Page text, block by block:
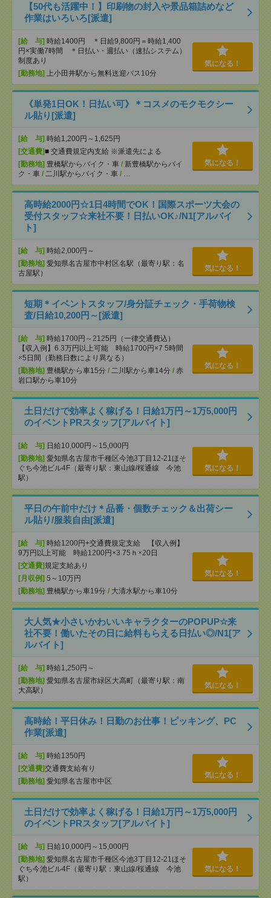
【50代も活躍中！】印刷物の封入や景品箱詰めなど
作業はいろいろ[派遣]
[給 与] 時給1400円 ＊日給9,800円＝時給1,400
円×実働7時間 ＊日払い・週払い（速払システム）
制度あり
[勤務地] 上小田井駅から無料送迎バス10分
気になる！
《単発1日OK！日払い可》＊コスメのモクモクシー
ル貼り[派遣]
[給 与] 時給1,200円～1,625円
[交通費]■ 交通費規定内支給 ※派遣先による
[勤務地] 豊橋駅からバイク・車 / 新豊橋駅からバイ
ク・車 / 二川駅からバイク・車 / …
気になる！
高時給2000円☆1日4時間でOK！国際スポーツ大会の
受付スタッフ☆来社不要！日払いOK♪/N1[アルバイ
ト]
[給 与] 時給2,000円～
[勤務地] 愛知県名古屋市中村区名駅（最寄り駅：名
古屋駅）
気になる！
短期＊イベントスタッフ/身分証チェック・手荷物検
査/日給10,200円～[派遣]
[給 与] 時給1700円～2125円（一律交通費込）
【収入例】6.3万円以上可能 時給1700円×7.5時間
×5日間（勤務日数により異なる）
[勤務地] 豊橋駅から車15分 / 二川駅から車14分 / 赤
岩口駅から車10分
気になる！
土日だけで効率よく稼げる！日給1万円～1万5,000円
のイベントPRスタッフ[アルバイト]
[給 与] 日給10,000円～15,000円
[勤務地] 愛知県名古屋市千種区今池3丁目12-21ほそ
ぐち今池ビル4F（最寄り駅：東山線/桜通線 今池
駅）
気になる！
平日の午前中だけ＊品番・個数チェック＆出荷シー
ル貼り/服装自由[派遣]
[給 与] 時給1200円+交通費規定支給 【収入例】
9万円以上可能 時給1200円×3.75ｈ×20日
[交通費] 規定支給あり
[月収例] 5～10万円
[勤務地] 豊橋駅から車19分 / 大清水駅から車10分
気になる！
大人気★小さいかわいいキャラクターのPOPUP☆来
社不要！働いたその日に給料もらえる日払い◎/N1[ア
ルバイト]
[給 与] 時給1,250円～
[勤務地] 愛知県名古屋市緑区大高町（最寄り駅：南
大高駅）
気になる！
高時給！平日休み！日勤のお仕事！ピッキング、PC
作業[派遣]
[給 与] 時給1350円
[交通費]交通費支給有り
[勤務地] 愛知県名古屋市中区
気になる！
土日だけで効率よく稼げる！日給1万円～1万5,000円
のイベントPRスタッフ[アルバイト]
[給 与] 日給10,000円～15,000円
[勤務地] 愛知県名古屋市千種区今池3丁目12-21ほそ
ぐち今池ビル4F（最寄り駅：東山線/桜通線 今池
駅）
気になる！